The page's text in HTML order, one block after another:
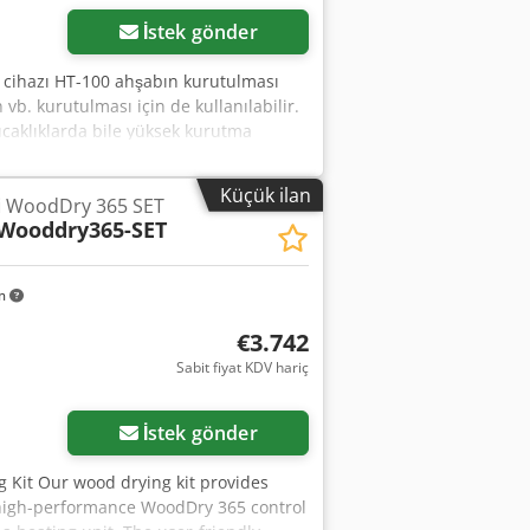
İstek gönder
HT-100 ahşabın kurutulması
vb. kurutulması için de kullanılabilir.
bile yüksek kurutma
Enerji tasarruflu çalışma için yüksek
kaliteli makine. - Pratik kontrol,
- Büyük miktarda suyu bile
kayın, dişbudak gibi çoğu yumuşak
de uygundur. Diğer nem alma
edilmez. Teknik veriler: Nominal
Hava akışı: 1100 mc/saat Soğutma
(bağıl nem) T
Küçük ilan
365 SET
SET
€3.742
Sabit fiyat KDV hariç
İstek gönder
Kit Our wood drying kit provides
performance WoodDry 365 control